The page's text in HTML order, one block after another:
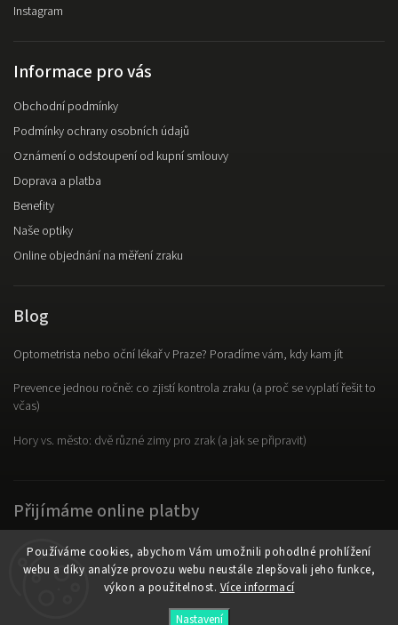
Používáme cookies, abychom Vám umožnili pohodlné prohlížení
webu a díky analýze provozu webu neustále zlepšovali jeho funkce,
výkon a použitelnost. Více informací
Nastavení
Instagram
Informace pro vás
Obchodní podmínky
Podmínky ochrany osobních údajů
Oznámení o odstoupení od kupní smlouvy
Doprava a platba
Benefity
Naše optiky
Online objednání na měření zraku
Blog
Optometrista nebo oční lékař v Praze? Poradíme vám, kdy kam jít
Prevence jednou ročně: co zjistí kontrola zraku (a proč se vyplatí řešit to
včas)
Hory vs. město: dvě různé zimy pro zrak (a jak se připravit)
Přijímáme online platby
OpticLab. Všechna práva vyhrazena.